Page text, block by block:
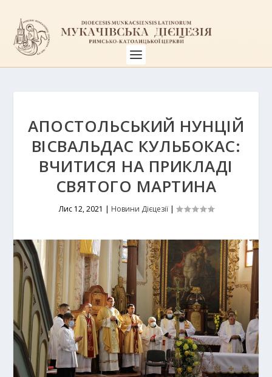
АПОСТОЛЬСЬКИЙ НУНЦІЙ
ВІСВАЛЬДАС КУЛЬБОКАС:
ВЧИТИСЯ НА ПРИКЛАДІ
СВЯТОГО МАРТИНА
Лис 12, 2021 | Новини Дієцезії|